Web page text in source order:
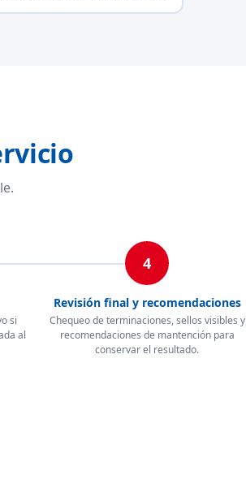
si
al
4
Revisión final y recomendaciones
Chequeo de terminaciones, sellos visibles y
recomendaciones de mantención para
conservar el resultado.